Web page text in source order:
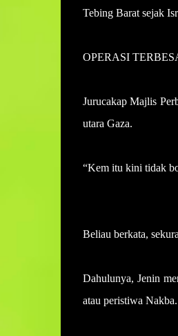
Tebing Barat sejak
OPERASI
Jurucakap Majlis
utara Gaza.
“Kem itu kini tidak
Beliau berkata,
Dahulunya, Jenin
atau peristiwa Nakba.